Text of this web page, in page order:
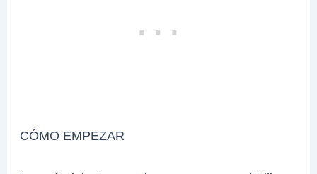
CÓMO EMPEZAR